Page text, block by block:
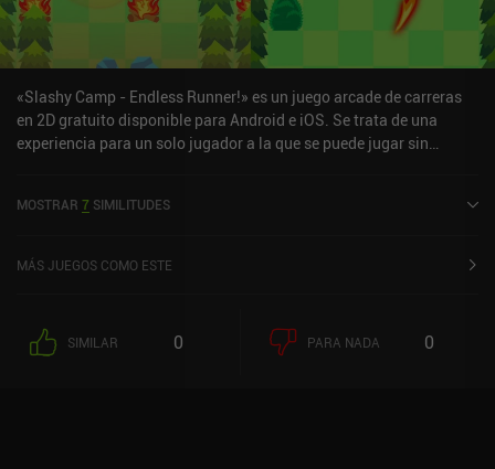
«Slashy Camp - Endless Runner!» es un juego arcade de carreras
en 2D gratuito disponible para Android e iOS. Se trata de una
experiencia para un solo jugador a la que se puede jugar sin
de 4,4 sobre 5,0 en Google Play y de 4,8 sobre 5,0 en la App Store
MOSTRAR 7 SIMILITUDES
MÁS JUEGOS COMO ESTE
SIMILAR 0 PARA NADA 0